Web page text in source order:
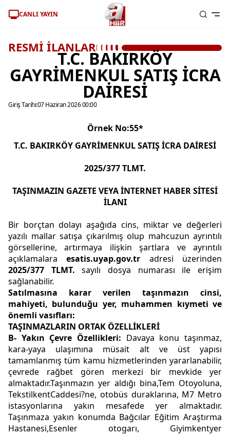
CANLI YAYIN
RESMİ İLANLAR
T.C. BAKIRKÖY
GAYRİMENKUL SATIŞ İCRA
DAİRESİ
Giriş Tarihi:07 Haziran 2026 00:00
Örnek No:55*
T.C. BAKIRKÖY GAYRİMENKUL SATIŞ İCRA DAİRESİ
2025/377 TLMT.
TAŞINMAZIN GAZETE VEYA İNTERNET HABER SİTESİ
İLANI
Bir borçtan dolayı aşağıda cins, miktar ve değerleri
yazılı mallar satışa çıkarılmış olup mahcuzun ayrıntılı
görsellerine, artırmaya ilişkin şartlara ve ayrıntılı
açıklamalaraesatis.uyap.gov.tr adresi üzerinden
2025/377 TLMT. sayılı dosya numarası ile erişim
sağlanabilir.
Satılmasına karar verilen taşınmazın cinsi,
mahiyeti, bulunduğu yer, muhammen kıymeti ve
önemli vasıfları:
TAŞINMAZLARIN ORTAK ÖZELLİKLERİ
B- Yakın Çevre Özellikleri: Davaya konu taşınmaz,
kara-yaya ulaşımına müsait alt ve üst yapısı
tamamlanmış tüm kamu hizmetlerinden yararlanabilir,
çevrede rağbet gören merkezi bir mevkide yer
almaktadır.Taşınmazın yer aldığı bina,Tem Otoyoluna,
TekstilkentCaddesi?ne, otobüs duraklarına, M7 Metro
istasyonlarına yakın mesafede yer almaktadır.
Taşınmaza yakın konumda Bağcılar Eğitim Araştırma
Hastanesi,Esenler otogarı, Giyimkentyer